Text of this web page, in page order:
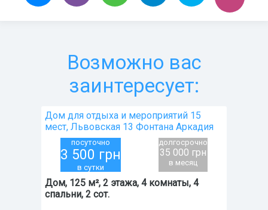
Возможно вас
заинтересует:
Дом для отдыха и мероприятий 15
мест, Львовская 13 Фонтана Аркадия
посуточно
3 500 грн
в сутки
долгосрочно
35 000 грн
в месяц
Дом, 125 м², 2 этажа, 4 комнаты, 4
спальни, 2 сот.